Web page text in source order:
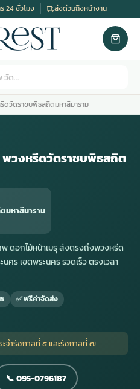
24 ชั่วโมง ส่งด่วนถึงหน้างาน
ดวัดราชบพิธสถิตมหาสีมาราม
วงหรีดวัดราชบพิธสถิต
มหาสีมาราม
ดอกไม้หน้าเมรุ ส่งตรงถึงพวงหรีด
ร เขตพระนคร รวดเร็ว ตรงเวลา
✅ ฟรีค่าจัดส่ง
ะจำรัชกาลที่ ๕ และรัชกาลที่ ๗
📞 095-0796187